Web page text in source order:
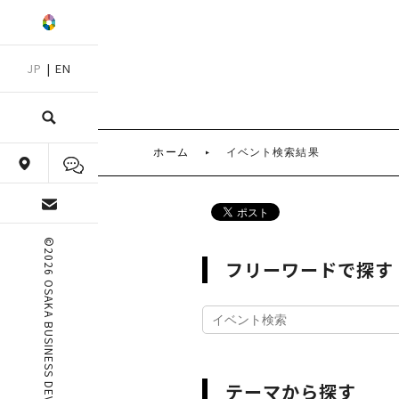
JP | EN
©
ホーム イベント検索結果
フリーワードで探す
テーマから探す